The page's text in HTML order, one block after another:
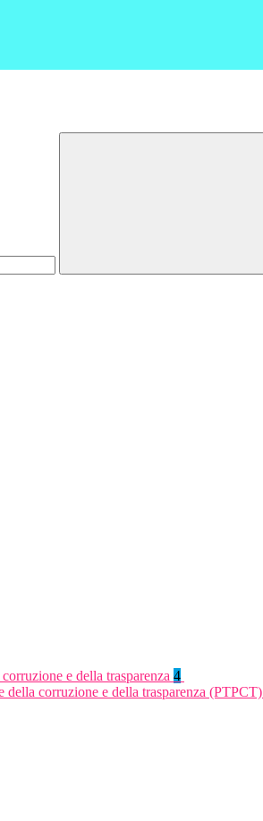
e della trasparenza 4
della corruzione e della trasparenza (PTPCT)